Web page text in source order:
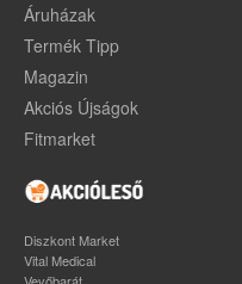
Áruházak
Termék Tipp
Magazin
Akciós Újságok
Fitmarket
Diszkont Market
Vital Medical